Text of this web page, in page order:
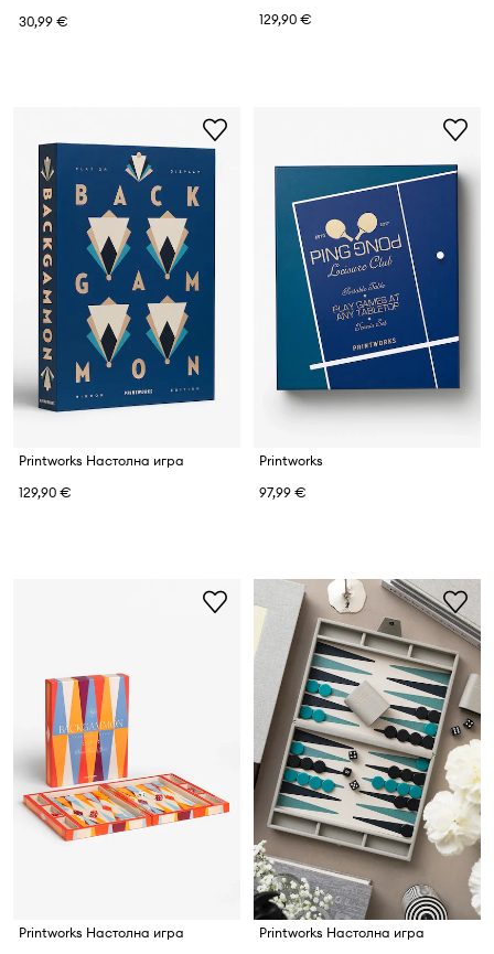
30,99 €
129,90 €
Printworks Настолна игра
129,90 €
Printworks
97,99 €
Printworks Настолна игра
Printworks Настолна игра